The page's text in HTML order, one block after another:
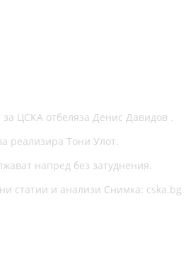
ЦСКА отбеляза Денис Давидов .
реализира Тони Улот.
напред без затуднения.
статии и анализи Снимка: cska.bg